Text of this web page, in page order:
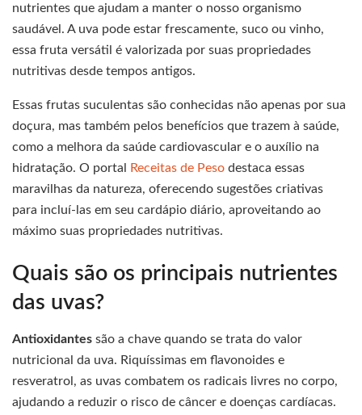
nutrientes que ajudam a manter o nosso organismo
saudável. A uva pode estar frescamente, suco ou vinho,
essa fruta versátil é valorizada por suas propriedades
nutritivas desde tempos antigos.
Essas frutas suculentas são conhecidas não apenas por sua
doçura, mas também pelos benefícios que trazem à saúde,
como a melhora da saúde cardiovascular e o auxílio na
hidratação. O portal
Receitas de Peso destaca essas
maravilhas da natureza, oferecendo sugestões criativas
para incluí-las em seu cardápio diário, aproveitando ao
máximo suas propriedades nutritivas.
Quais são os principais nutrientes
das uvas?
Antioxidantes são a chave quando se trata do valor
nutricional da uva. Riquíssimas em flavonoides e
resveratrol, as uvas combatem os radicais livres no corpo,
ajudando a reduzir o risco de câncer e doenças cardíacas.